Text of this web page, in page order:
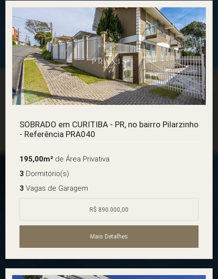
SOBRADO em CURITIBA - PR, no bairro Pilarzinho
- Referência PRA040
195,00m²de Área Privativa
3 Dormitório(s)
3 Vagas de Garagem
R$ 890.000,00
Mais Detalhes